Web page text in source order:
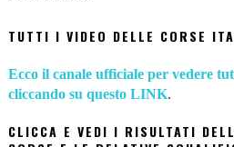
TUTTI I VIDEO DELLE CORSE
Ecco il canale ufficiale per vedere
cliccando su questo LINK.
CLICCA E VEDI I RISULTATI